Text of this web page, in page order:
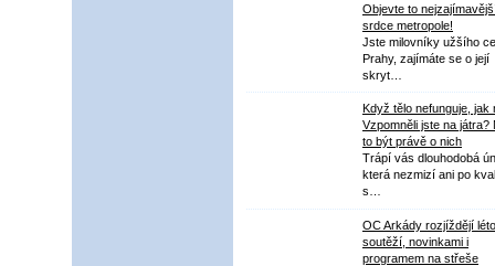
Objevte to
srdce metropole!
Jste milovníky užšího
Prahy, zajímáte se o její
skryt…
Když tělo nefunguje, jak
Vzpomněli jste na játra?
to být právě o nich
Trápí vás dlouhodobá
která nezmizí ani po
s…
OC Arkády rozjíždějí léto
soutěží, novinkami i
programem na střeše